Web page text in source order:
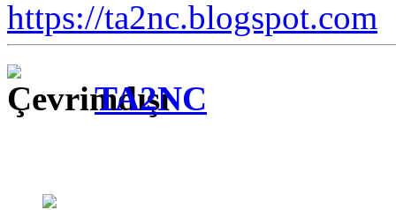
https://ta2nc.blogspot.com
TA2NC